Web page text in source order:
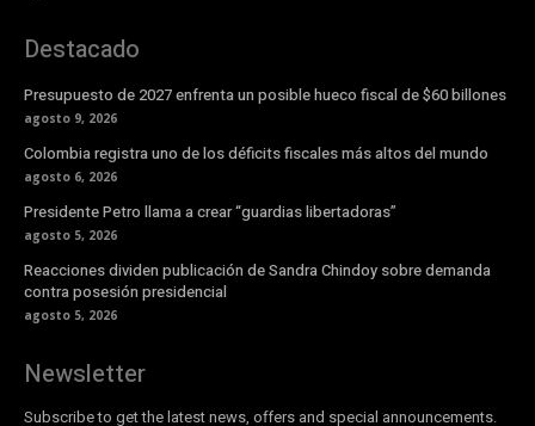
Destacado
Presupuesto de 2027 enfrenta un posible hueco fiscal de $60 billones
agosto 9, 2026
Colombia registra uno de los déficits fiscales más altos del mundo
agosto 6, 2026
Presidente Petro llama a crear “guardias libertadoras”
agosto 5, 2026
Reacciones dividen publicación de Sandra Chindoy sobre demanda
contra posesión presidencial
agosto 5, 2026
Newsletter
Subscribe to get the latest news, offers and special announcements.